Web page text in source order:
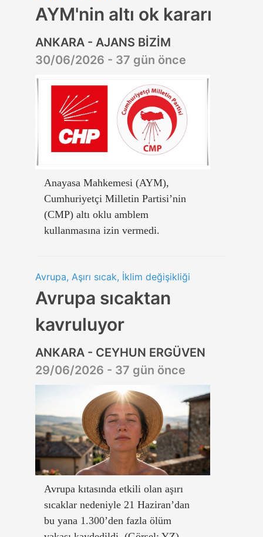
AYM'nin altı ok kararı
ANKARA - AJANS BİZİM
30/06/2026 - 37 gün önce
Anayasa Mahkemesi (AYM),
Cumhuriyetçi Milletin Partisi’nin
(CMP) altı oklu amblem
kullanmasına izin vermedi.
Avrupa, Aşırı sıcak, İklim değişikliği
Avrupa sıcaktan
kavruluyor
ANKARA - CEYHUN ERGÜVEN
29/06/2026 - 37 gün önce
Avrupa kıtasında etkili olan aşırı
sıcaklar nedeniyle 21 Haziran’dan
bu yana 1.300’den fazla ölüm